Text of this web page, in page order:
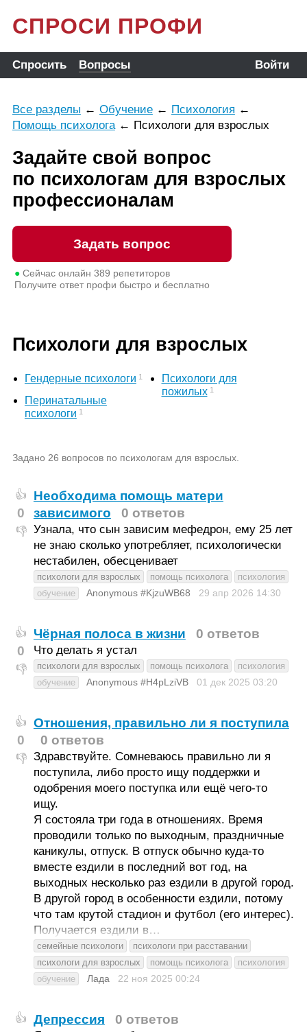
СПРОСИ ПРОФИ
Спросить Вопросы Войти
Все разделы ← Обучение← Психология ←
Помощь психолога← Психологи для взрослых
Задайте свой вопрос
по психологам для взрослых
профессионалам
Задать вопрос
●Сейчас онлайн 389 репетиторов
Получите ответ профи быстро и бесплатно
Психологи для взрослых
Гендерные психологи 1
Перинатальные
психологи 1
Психологи для
пожилых 1
Задано 26 вопросов по психологам для взрослых.
👍
0
👎
Необходима помощь матери
зависимого
0 ответов
Узнала, что сын зависим мефедрон, ему 25 лет
не знаю сколько употребляет, психологически
нестабилен, обесценивает
психологи для взрослых помощь психолога
психология
обучение
Anonymous #KjzuWB68 29 апр 2026 14:30
👍
0
👎
Чёрная полоса в жизни 0 ответов
Что делать я устал
психологи для взрослых помощь психолога
психология
обучение
Anonymous #H4pLziVB 01 дек 2025 03:20
👍
0
👎
Отношения, правильно ли я поступила
0 ответов
Здравствуйте. Сомневаюсь правильно ли я
поступила, либо просто ищу поддержки и
одобрения моего поступка или ещё чего-то
ищу.
Я состояла три года в отношениях. Время
проводили только по выходным, праздничные
каникулы, отпуск. В отпуск обычно куда-то
вместе ездили в последний вот год, на
выходных несколько раз ездили в другой город.
В другой город в особенности ездили, потому
что там крутой стадион и футбол (его интерес).
Получается ездили в…
семейные психологи
психологи при расставании
психологи для взрослых
помощь психолога
психология
обучение
Лада 22 ноя 2025 00:24
👍 Депрессия 0 ответов